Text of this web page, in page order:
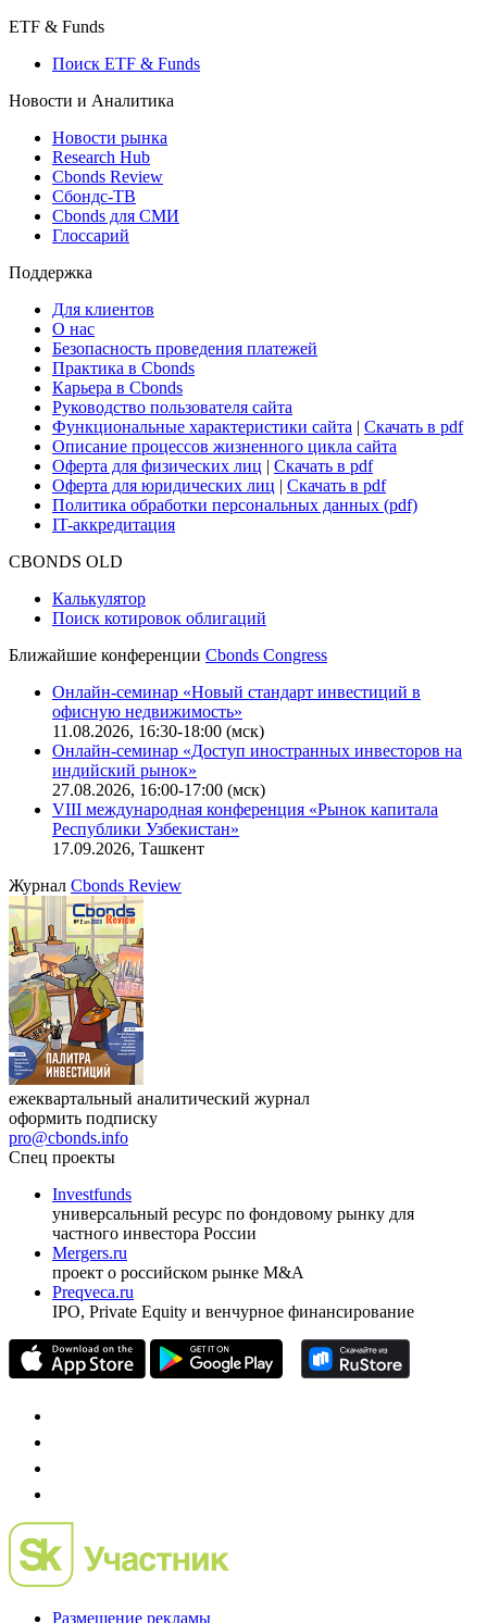
ETF & Funds
Поиск ETF & Funds
Новости и Аналитика
Новости рынка
Research Hub
Cbonds Review
Сбондс-ТВ
Cbonds для СМИ
Глоссарий
Поддержка
Для клиентов
О нас
Безопасность проведения платежей
Практика в Cbonds
Карьера в Cbonds
Руководство пользователя сайта
Функциональные характеристики сайта | Скачать в pdf
Описание процессов жизненного цикла сайта
Оферта для физических лиц | Скачать в pdf
Оферта для юридических лиц | Скачать в pdf
Политика обработки персональных данных (pdf)
IT-аккредитация
CBONDS OLD
Калькулятор
Поиск котировок облигаций
Ближайшие конференции Cbonds Congress
Онлайн-семинар «Новый стандарт инвестиций в
офисную недвижимость»
11.08.2026, 16:30-18:00 (мск)
Онлайн-семинар «Доступ иностранных инвесторов на
индийский рынок»
27.08.2026, 16:00-17:00 (мск)
VIII международная конференция «Рынок капитала
Республики Узбекистан»
17.09.2026, Ташкент
Журнал Cbonds Review
ежеквартальный аналитический журнал
оформить подписку
pro@cbonds.info
Спец проекты
Investfunds
универсальный ресурс по фондовому рынку для
частного инвестора России
Mergers.ru
проект о российском рынке M&A
Preqveca.ru
IPO, Private Equity и венчурное финансирование
Размещение рекламы